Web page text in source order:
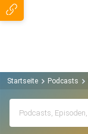
Startseite Podcasts